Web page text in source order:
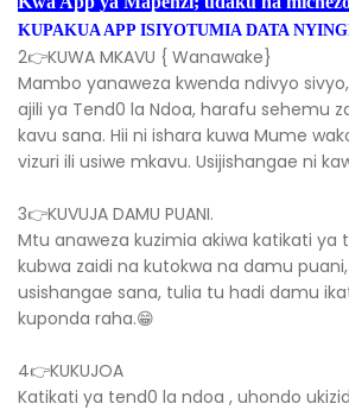
KUPAKUA APP ISIYOTUMIA DATA
2👉KUWA MKAVU { Wanawake}
Mambo yanaweza kwenda ndivyo
ajili ya Tend0 la Ndoa, harafu sehemu
kavu sana. Hii ni ishara kuwa Mume
vizuri ili usiwe mkavu. Usijishangae ni
3👉KUVUJA DAMU PUANI.
Mtu anaweza kuzimia akiwa katikati ya
kubwa zaidi na kutokwa na damu
usishangae sana, tulia tu hadi damu
kuponda raha.😁
4👉KUKUJOA
Katikati ya tend0 la ndoa , uhondo